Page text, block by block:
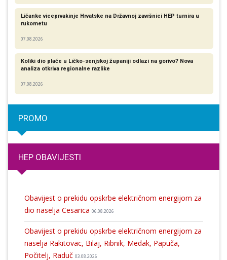
Ličanke viceprvakinje Hrvatske na Državnoj završnici HEP turnira u
rukometu
07.08.2026
Koliki dio plaće u Ličko-senjskoj županiji odlazi na gorivo? Nova
analiza otkriva regionalne razlike​
07.08.2026
PROMO
HEP OBAVIJESTI
Obavijest o prekidu opskrbe električnom energijom za
dio naselja Cesarica 06.08.2026
Obavijest o prekidu opskrbe električnom energijom za
naselja Rakitovac, Bilaj, Ribnik, Medak, Papuča,
Počitelj, Raduč 03.08.2026